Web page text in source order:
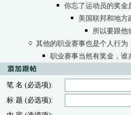
你忘了运动员的奖金
美国联邦和地方
所以要跟他
其他的职业赛事也是个人行为
职业赛事当然有奖金，谁
笔 名 (必选项):
标 题 (必选项):